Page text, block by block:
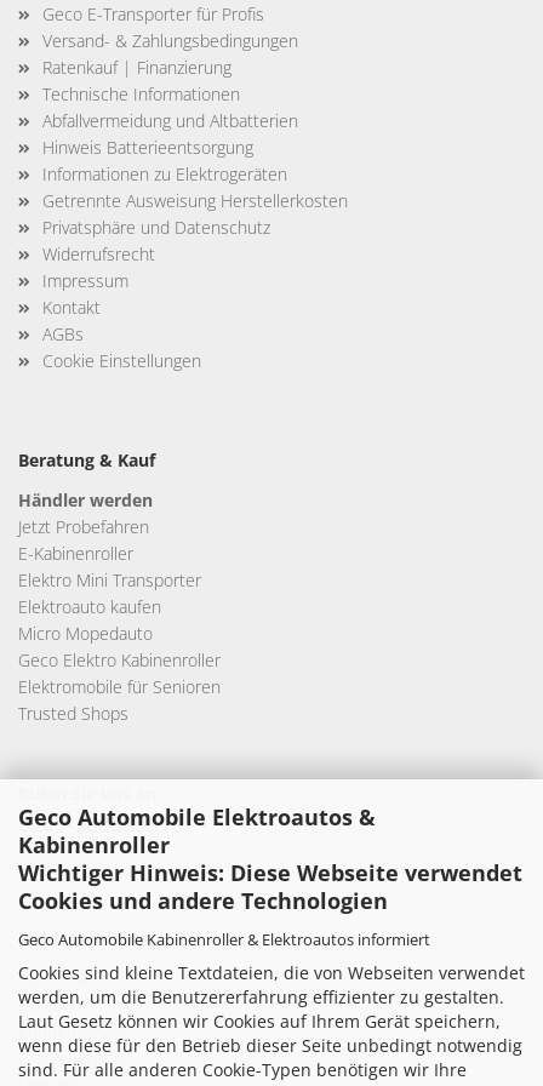
Geco Automobile Elektroautos &
Kabinenroller
Wichtiger Hinweis: Diese Webseite verwendet
Cookies und andere Technologien
Geco Automobile Kabinenroller & Elektroautos informiert
Cookies sind kleine Textdateien, die von Webseiten verwendet
werden, um die Benutzererfahrung effizienter zu gestalten.
Laut Gesetz können wir Cookies auf Ihrem Gerät speichern,
wenn diese für den Betrieb dieser Seite unbedingt notwendig
sind. Für alle anderen Cookie-Typen benötigen wir Ihre
Geco E-Transporter für Profis
Versand- & Zahlungsbedingungen
Ratenkauf | Finanzierung
Technische Informationen
Abfallvermeidung und Altbatterien
Hinweis Batterieentsorgung
Informationen zu Elektrogeräten
Getrennte Ausweisung Herstellerkosten
Privatsphäre und Datenschutz
Widerrufsrecht
Impressum
Kontakt
AGBs
Cookie Einstellungen
Beratung & Kauf
Händler werden
Jetzt Probefahren
E-Kabinenroller
Elektro Mini Transporter
Elektroauto kaufen
Micro Mopedauto
Geco Elektro Kabinenroller
Elektromobile für Senioren
Trusted Shops
0209-380683916
Elektromobilität
Über uns
Facebook
Kundenservice
Fahrzeugcheck